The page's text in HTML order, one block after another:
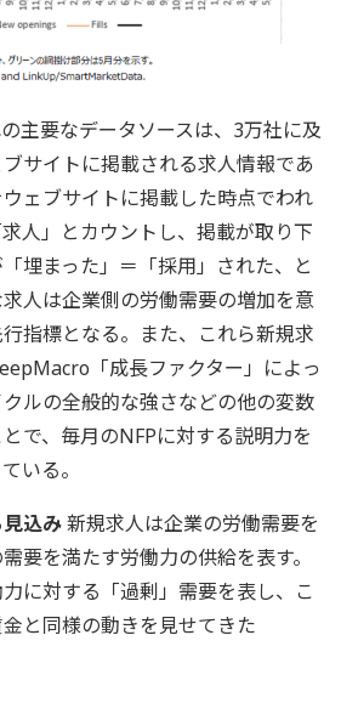
主要なデータソースは、3万社に及
サイトに掲載される求人情報であ
ェブサイトに掲載した時点でわれ
人」とカウントし、掲載が取り下
埋まった」＝「採用」された、と
人は企業側の労働需要の増加を意
指標となる。また、これら新規求
「成長ファクター」によっ
ルの全般的な強さなどの他の変数
で、毎月のNFPに対する説明力を
いる。
込み新規求人は企業の労働需要を
要を満たす労働力の供給を表す。
に対する「過剰」需要を表し、こ
と同様の動きを見せてきた